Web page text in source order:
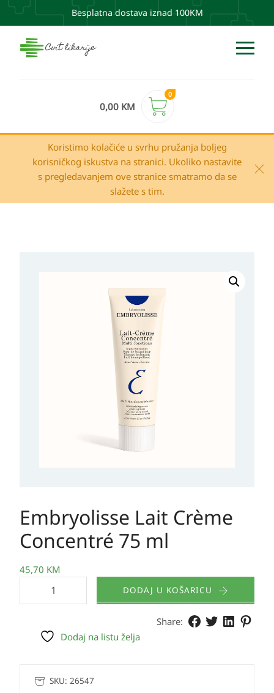
Besplatna dostava iznad 100KM
0,00 KM
0
Koristimo kolačiće u svrhu pružanja boljeg
korisničkog iskustva na stranici. Ukoliko nastavite
s pregledavanjem ove stranice smatramo da se
slažete s tim.
Embryolisse Lait Crème
Concentré 75 ml
45,70 KM
DODAJ U KOŠARICU
Share:
Dodaj na listu želja
SKU: 26547